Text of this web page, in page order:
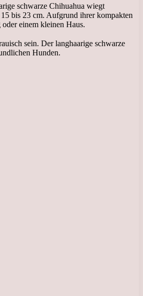
schwarze Chihuahua wiegt
bis 23 cm. Aufgrund ihrer kompakten
einem kleinen Haus.
sein. Der langhaarige schwarze
Hunden.